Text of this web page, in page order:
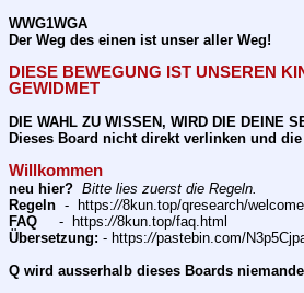
WWG1WGA
Der Weg des einen ist unser aller Weg!
DIESE BEWEGUNG IST UNSEREN
GEWIDMET
DIE WAHL ZU WISSEN, WIRD DIE DEINE
Dieses Board nicht direkt verlinken und
Willkommen
neu hier? Bitte lies zuerst die Regeln.
Regeln
  -  https:
//8kun.top/qresearch/
FAQ
     -  https:
//8kun.top/faq.html
Übersetzung: - https://pastebin.com/
Q wird ausserhalb dieses Boards